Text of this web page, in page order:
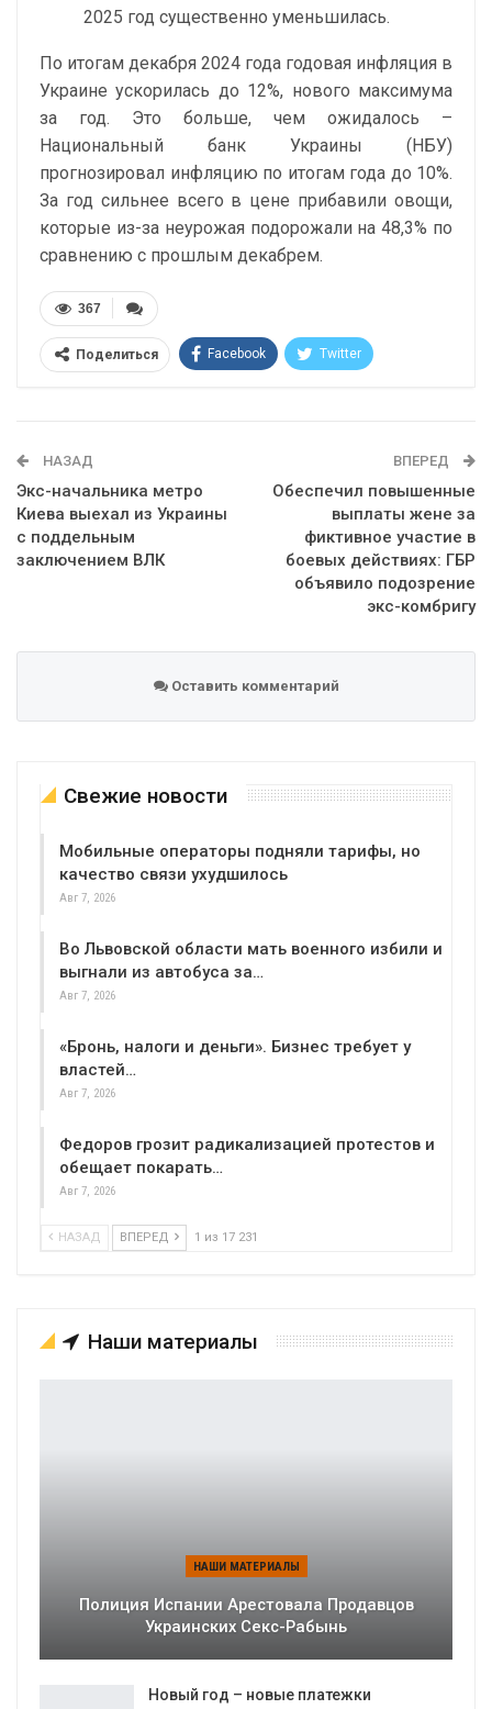
2025 год существенно уменьшилась.
По итогам декабря 2024 года годовая инфляция в
Украине ускорилась до 12%, нового максимума
за год. Это больше, чем ожидалось –
Национальный банк Украины (НБУ)
прогнозировал инфляцию по итогам года до 10%.
За год сильнее всего в цене прибавили овощи,
которые из-за неурожая подорожали на 48,3% по
сравнению с прошлым декабрем.
367
Поделиться Facebook Twitter
НАЗАД
Экс-начальника метро
Киева выехал из Украины
с поддельным
заключением ВЛК
ВПЕРЕД
Обеспечил повышенные
выплаты жене за
фиктивное участие в
боевых действиях: ГБР
объявило подозрение
экс-комбригу
Оставить комментарий
Свежие новости
Мобильные операторы подняли тарифы, но
качество связи ухудшилось
Авг 7, 2026
Во Львовской области мать военного избили и
выгнали из автобуса за…
Авг 7, 2026
«Бронь, налоги и деньги». Бизнес требует у
властей…
Авг 7, 2026
Федоров грозит радикализацией протестов и
обещает покарать…
Авг 7, 2026
НАЗАД ВПЕРЕД 1 из 17 231
Наши материалы
НАШИ МАТЕРИАЛЫ
Полиция Испании Арестовала Продавцов
Украинских Секс-Рабынь
Новый год – новые платежки